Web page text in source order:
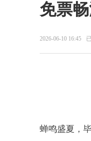
免票
2026-06-10 16:45
蝉鸣盛夏，